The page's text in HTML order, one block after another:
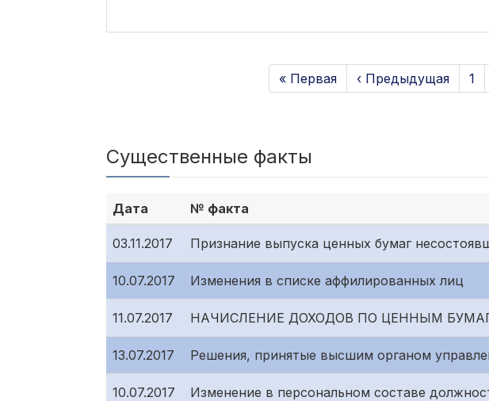
« Первая ‹ Предыдущая 1
Существенные факты
Дата № факта
03.11.2017 Признание выпуска ценных бумаг
10.07.2017 Изменения в списке аффилированных лиц
11.07.2017 НАЧИСЛЕНИЕ ДОХОДОВ ПО ЦЕННЫМ
13.07.2017 Решения, принятые высшим органом
10.07.2017 Изменение в персональном составе